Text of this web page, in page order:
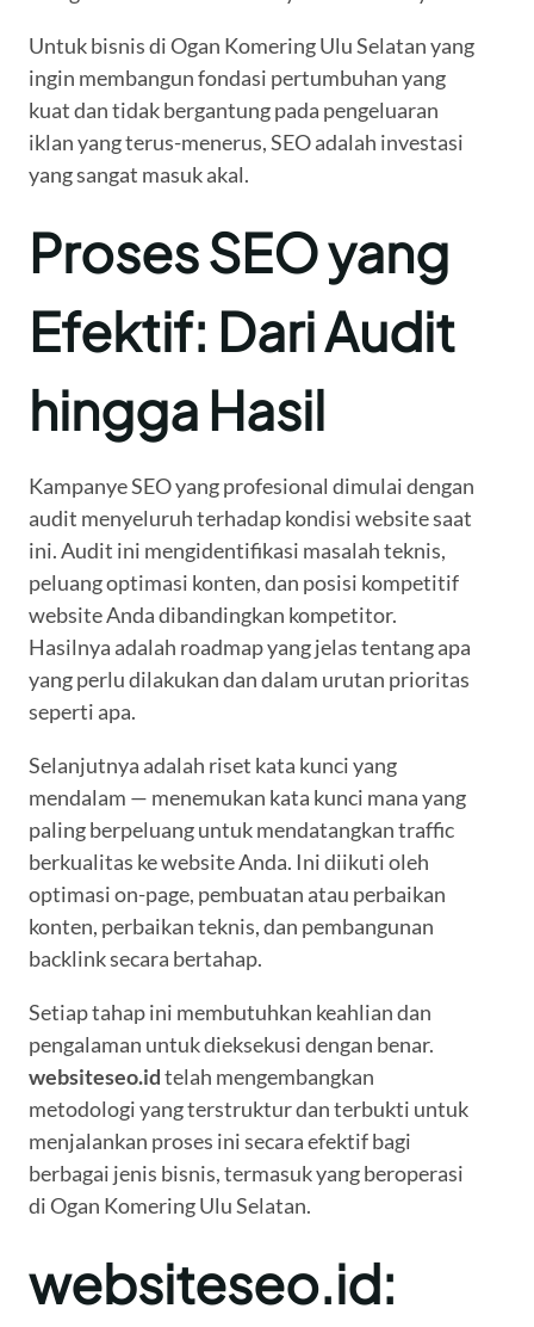
Untuk bisnis di Ogan Komering Ulu Selatan yang
ingin membangun fondasi pertumbuhan yang
kuat dan tidak bergantung pada pengeluaran
iklan yang terus-menerus, SEO adalah investasi
yang sangat masuk akal.
Proses SEO yang
Efektif: Dari Audit
hingga Hasil
Kampanye SEO yang profesional dimulai dengan
audit menyeluruh terhadap kondisi website saat
ini. Audit ini mengidentifikasi masalah teknis,
peluang optimasi konten, dan posisi kompetitif
website Anda dibandingkan kompetitor.
Hasilnya adalah roadmap yang jelas tentang apa
yang perlu dilakukan dan dalam urutan prioritas
seperti apa.
Selanjutnya adalah riset kata kunci yang
mendalam — menemukan kata kunci mana yang
paling berpeluang untuk mendatangkan traffic
berkualitas ke website Anda. Ini diikuti oleh
optimasi on-page, pembuatan atau perbaikan
konten, perbaikan teknis, dan pembangunan
backlink secara bertahap.
Setiap tahap ini membutuhkan keahlian dan
pengalaman untuk dieksekusi dengan benar.
websiteseo.idtelah mengembangkan
metodologi yang terstruktur dan terbukti untuk
menjalankan proses ini secara efektif bagi
berbagai jenis bisnis, termasuk yang beroperasi
di Ogan Komering Ulu Selatan.
websiteseo.id: